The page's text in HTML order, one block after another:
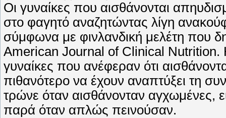
Οι γυναίκες που αισθάνονται
στο φαγητό αναζητώντας λίγη
σύμφωνα με φινλανδική μελέτη που
American Journal of Clinical Nutrition.
γυναίκες που ανέφεραν ότι
πιθανότερο να έχουν αναπτύξει τη
τρώνε όταν αισθάνονταν αγχωμένες,
παρά όταν απλώς πεινούσαν.